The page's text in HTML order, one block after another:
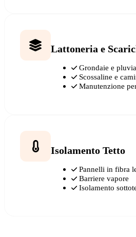
Lattoneria e
Grondaie e
Scossaline e
Manutenzione
Isolamento Tetto
Pannelli in fibra
Barriere vapore
Isolamento